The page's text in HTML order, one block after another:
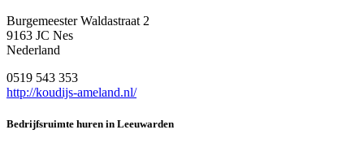
Burgemeester Waldastraat 2
9163 JC Nes
Nederland
0519 543 353
http://koudijs-ameland.nl/
Bedrijfsruimte huren in Leeuwarden